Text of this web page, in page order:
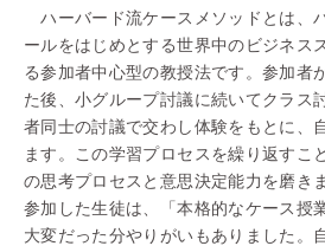
ハーバード流ケースメソッドとは、
ールをはじめとする世界中のビジネス
る参加者中心型の教授法です。参加者
た後、小グループ討議に続いてクラス
者同士の討議で交わし体験をもとに、
ます。この学習プロセスを繰り返すこ
の思考プロセスと意思決定能力を磨き
参加した生徒は、「本格的なケース授
大変だった分やりがいもありました。